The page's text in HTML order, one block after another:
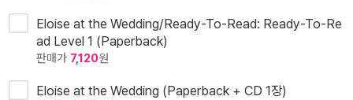
Eloise at the Wedding/Ready-To-Read: Ready-To-Re
ad Level 1 (Paperback)
판매가 7,120원
Eloise at the Wedding (Paperback + CD 1장)